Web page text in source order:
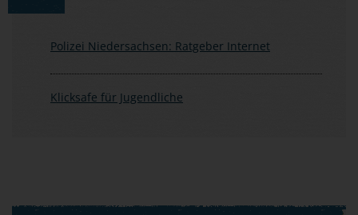
Polizei Niedersachsen: Ratgeber Internet
Klicksafe für Jugendliche